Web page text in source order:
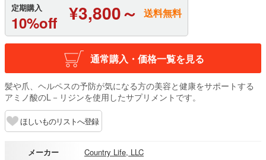
定期購入
10%off ¥3,800～ 送料無料
通常購入・価格一覧を見る
髪や爪、ヘルペスの予防が気になる方の美容と健康をサポートする
アミノ酸のL－リジンを使用したサプリメントです。
ほしいものリストへ登録
メーカー
Country Life, LLC